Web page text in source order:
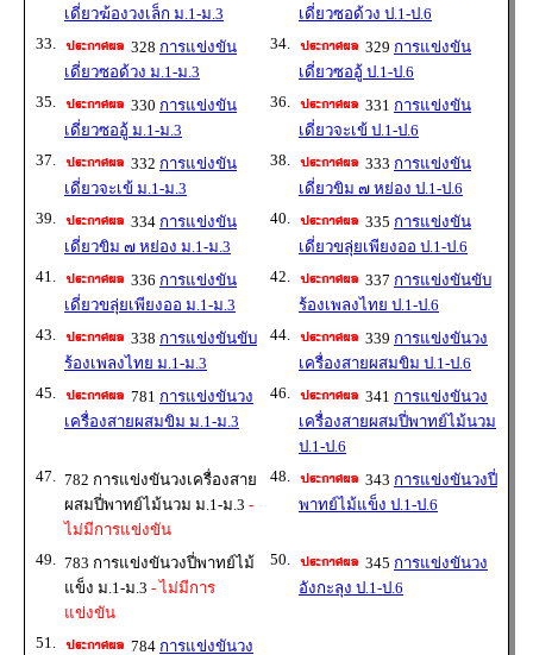
เดี่ยวฆ้องวงเล็ก ม.1-ม.3
เดี่ยวซอด้วง ป.1-ป.6
33.
328 การแข่งขัน
เดี่ยวซอด้วง ม.1-ม.3
34. 329 การแข่งขัน
เดี่ยวซออู้ ป.1-ป.6
35.
330 การแข่งขัน
เดี่ยวซออู้ ม.1-ม.3
36. 331 การแข่งขัน
เดี่ยวจะเข้ ป.1-ป.6
37.
332 การแข่งขัน
เดี่ยวจะเข้ ม.1-ม.3
38. 333 การแข่งขัน
เดี่ยวขิม ๗ หย่อง ป.1-ป.6
39.
334 การแข่งขัน
เดี่ยวขิม ๗ หย่อง ม.1-ม.3
40. 335 การแข่งขัน
เดี่ยวขลุ่ยเพียงออ ป.1-ป.6
41.
336 การแข่งขัน
เดี่ยวขลุ่ยเพียงออ ม.1-ม.3
42. 337 การแข่งขันขับ
ร้องเพลงไทย ป.1-ป.6
43.
338 การแข่งขันขับ
ร้องเพลงไทย ม.1-ม.3
44. 339 การแข่งขันวง
เครื่องสายผสมขิม ป.1-ป.6
45.
781 การแข่งขันวง
เครื่องสายผสมขิม ม.1-ม.3
46. 341 การแข่งขันวง
เครื่องสายผสมปี่พาทย์ไม้นวม
ป.1-ป.6
47. 782 การแข่งขันวงเครื่องสาย
ผสมปี่พาทย์ไม้นวม ม.1-ม.3 -
ไม่มีการแข่งขัน
48. 343 การแข่งขันวงปี่
พาทย์ไม้แข็ง ป.1-ป.6
49. 783 การแข่งขันวงปี่พาทย์ไม้
แข็ง ม.1-ม.3 - ไม่มีการ
แข่งขัน
50. 345 การแข่งขันวง
อังกะลุง ป.1-ป.6
51. 784 การแข่งขันวง